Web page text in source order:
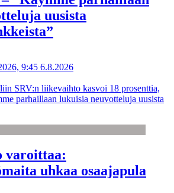
uusista
9:45 6.8.2026
SRV:n liikevaihto kasvoi 18 prosenttia,
parhaillaan lukuisia neuvotteluja uusista
varoittaa:
uhkaa osaajapula